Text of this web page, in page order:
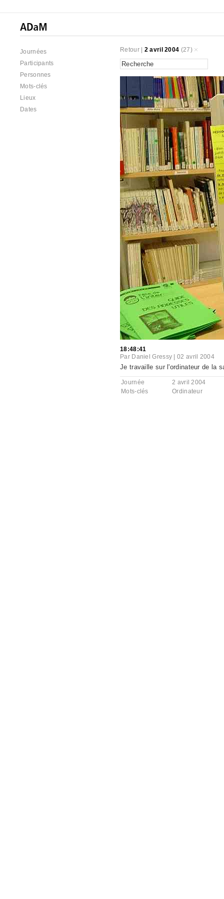
Journées
Participants
Personnes
Mots-clés
Lieux
Dates
Retour| 2 avril 2004 (27)
18:48:41
Par Daniel Gressy |02 avril 2004
Je travaille sur l'ordinateur de la
Journée
2 avril 2004
Mots-clés
Ordinateur